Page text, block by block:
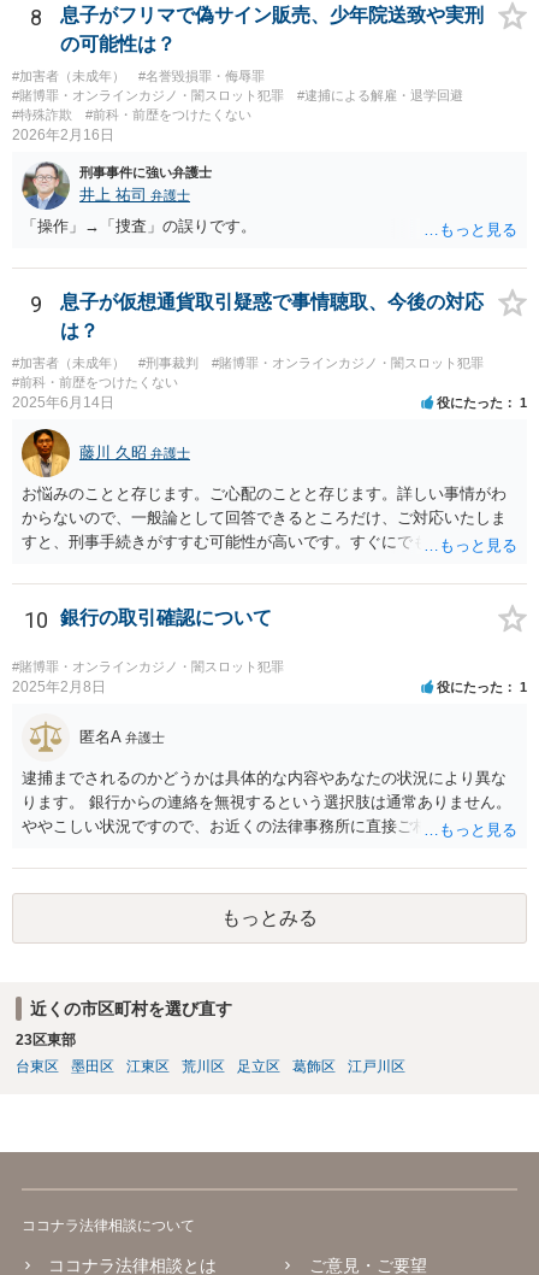
立します。 質問者様がご自身のポケットマネーから懸賞として賞金を
出し、参加者からの参加費が全額会場レンタル費用に充てられて賞金
原資と完全に分離されている場合、参加者が自らの財物を失うリスク
が存在しないため賭博罪には該当しないとする見解が一般的です。ま
た、利益を得る目的もないため賭博場開帳図利罪も成立しないと考え
られます。 【質問2への回答】 刑事上の問題は生じにくいものの、民
は事業者が顧客を誘引するためのものではないため対象外と考えられ
ますが、自治会館の利用規約（目的外利用や金銭徴収の可否など）へ
の抵触が問題となることがあります。 【質問3への回答】 主催者とし
とを明確にしておくことが大切です。また、自治会館の管理者に対
し、参加費の集金を含む利用目的を事前に正確に伝えて了解を得てお
8
息子がフリマで偽サイン販売、少年院送致や実刑
の可能性は？
#加害者（未成年）
#名誉毀損罪・侮辱罪
#賭博罪・オンラインカジノ・闇スロット犯罪
#逮捕による解雇・退学回避
#特殊詐欺
#前科・前歴をつけたくない
2026年2月16日
刑事事件に強い弁護士
井上 祐司 弁護士
「操作」→「捜査」の誤りです。
9
息子が仮想通貨取引疑惑で事情聴取、今後の対応
は？
#加害者（未成年） #刑事裁判
#賭博罪・オンラインカジノ・闇スロット犯罪
#前科・前歴をつけたくない
2025年6月14日 役にたった 1
藤川 久昭 弁護士
お悩みのことと存じます。ご心配のことと存じます。詳しい事情がわ
からないので、一般論として回答できるところだけ、ご対応いたしま
すと、刑事手続きがすすむ可能性が高いです。すぐにでも弁護士に直
明するために、良い知恵を得るには必要だからです。刑事問題は早い
対応が不可欠です。すぐにでも、この手の問題に精通した弁護士等
に、ネットではなく直接相談されるのが良いと思われます。良い解決
になりますよう祈念しております。お力になりたいと思います。
10 銀行の取引確認について
#賭博罪・オンラインカジノ・闇スロット犯罪
2025年2月8日 役にたった 1
匿名A 弁護士
逮捕までされるのかどうかは具体的な内容やあなたの状況により異な
ります。 銀行からの連絡を無視するという選択肢は通常ありません。
ややこしい状況ですので、お近くの法律事務所に直接ご相談いただい
もっとみる
近くの市区町村を選び直す
23区東部
台東区
墨田区 江東区 荒川区 足立区 葛飾区 江戸川区
ココナラ法律相談について
ココナラ法律相談とは ご意見・ご要望